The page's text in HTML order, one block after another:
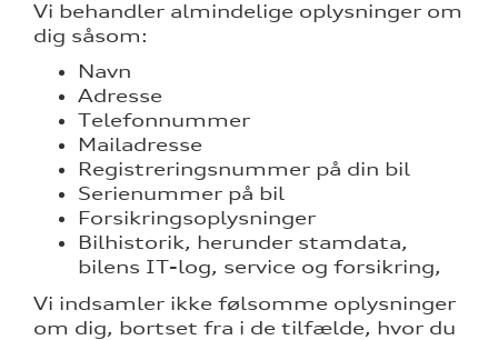
Vi behandler almindelige oplysninger om
dig såsom:
Navn
Adresse
Telefonnummer
Mailadresse
Registreringsnummer på din bil
Serienummer på bil
Forsikringsoplysninger
Bilhistorik, herunder stamdata,
bilens IT-log, service og forsikring,
Vi indsamler ikke følsomme oplysninger
om dig, bortset fra i de tilfælde, hvor du